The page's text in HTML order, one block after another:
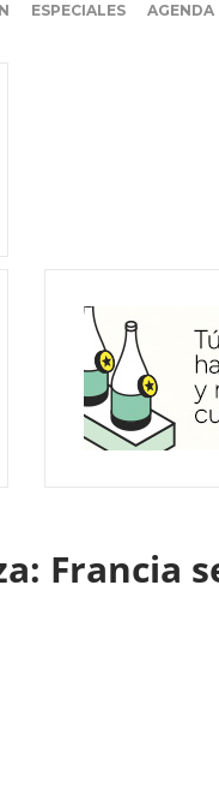
ESPECIALES AGENDA
Francia